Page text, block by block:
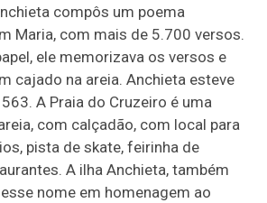
compôs um poema
Maria, com mais de 5.700 versos.
ele memorizava os versos e
cajado na areia. Anchieta esteve
A Praia do Cruzeiro é uma
com calçadão, com local para
pista de skate, feirinha de
A ilha Anchieta, também
nome em homenagem ao